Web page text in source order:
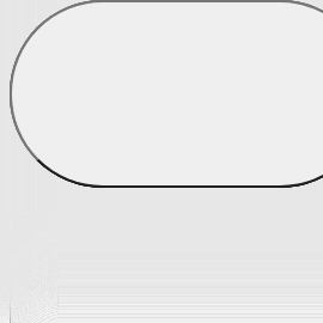
Prostěradla